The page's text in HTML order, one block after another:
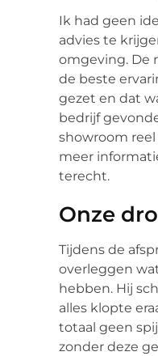
Ik had geen
advies te
omgeving. De
de beste
gezet en dat
bedrijf
showroom
meer
terecht.
Onze
Tijdens de
overleggen
hebben. Hij
alles klopte
totaal geen
zonder deze